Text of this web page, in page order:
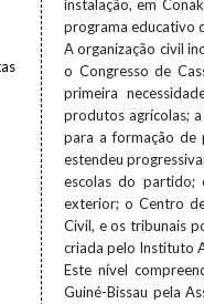
instalação, em
programa educativo
A organização civil
o Congresso de
primeira
produtos agrícolas;
para a formação de
estendeu
escolas do partido;
exterior; o Centro
Civil, e os tribunais
criada pelo Instituto
Este nível
Guiné-Bissau pela